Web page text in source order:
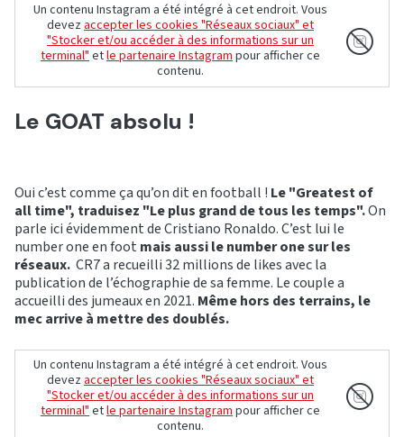
Un contenu Instagram a été intégré à cet endroit. Vous
devezaccepter les cookies "Réseaux sociaux" et
"Stocker et/ou accéder à des informations sur un
terminal"etle partenaire Instagrampour afficher ce
contenu.
Le GOAT absolu !
Oui c’est comme ça qu’on dit en football ! Le "Greatest of
all time", traduisez "Le plus grand de tous les temps".On
parle ici évidemment de Cristiano Ronaldo. C’est lui le
number one en foot mais aussi le number one sur les
réseaux. CR7 a recueilli 32 millions de likes avec la
publication de l’échographie de sa femme. Le couple a
accueilli des jumeaux en 2021. Même hors des terrains, le
mec arrive à mettre des doublés.
Un contenu Instagram a été intégré à cet endroit. Vous
devezaccepter les cookies "Réseaux sociaux" et
"Stocker et/ou accéder à des informations sur un
terminal"etle partenaire Instagrampour afficher ce
contenu.